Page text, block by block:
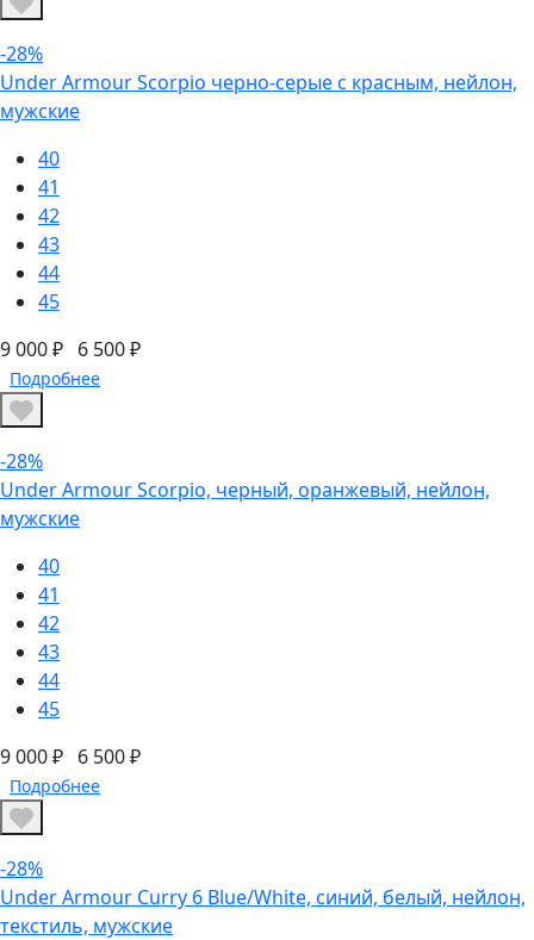
-28%
Under Armour Scorpio черно-серые с красным, нейлон,
мужские
40
41
42
43
44
45
9 000 ₽ 6 500 ₽
Подробнее
-28%
Under Armour Scorpio, черный, оранжевый, нейлон,
мужские
40
41
42
43
44
45
9 000 ₽ 6 500 ₽
Подробнее
-28%
Under Armour Curry 6 Blue/White, синий, белый, нейлон,
текстиль, мужские